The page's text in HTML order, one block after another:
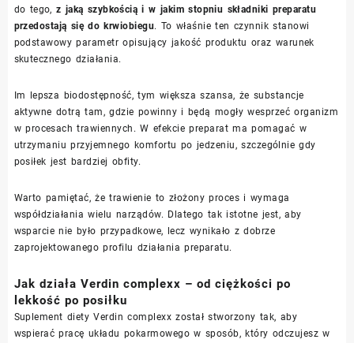
do tego,z jaką szybkością i w jakim stopniu składniki preparatu
przedostają się do krwiobiegu. To właśnie ten czynnik stanowi
podstawowy parametr opisujący jakość produktu oraz warunek
skutecznego działania.
Im lepsza biodostępność, tym większa szansa, że substancje
aktywne dotrą tam, gdzie powinny i będą mogły wesprzeć organizm
w procesach trawiennych. W efekcie preparat ma pomagać w
utrzymaniu przyjemnego komfortu po jedzeniu, szczególnie gdy
posiłek jest bardziej obfity.
Warto pamiętać, że trawienie to złożony proces i wymaga
współdziałania wielu narządów. Dlatego tak istotne jest, aby
wsparcie nie było przypadkowe, lecz wynikało z dobrze
zaprojektowanego profilu działania preparatu.
Jak działa Verdin complexx – od ciężkości po
lekkość po posiłku
Suplement diety Verdin complexx został stworzony tak, aby
wspierać pracę układu pokarmowego w sposób, który odczujesz w